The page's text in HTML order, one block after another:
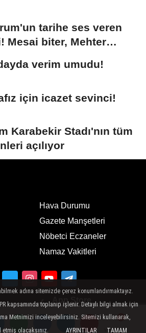
Yorumlar
Yorumlar
tarihe ses veren
Mesai biter, Mehter
verim umudu!
için icazet sevinci!
Karabekir Stadı'nın tüm
açılıyor
Hava Durumu
Gazete Manşetleri
Nöbetci Eczaneler
Namaz Vakitleri
App Store
adına sitemizde çerez konumlandırmaktayız.
kapsamında toplanıp işlenir. Detaylı bilgi almak için
Metnimizi inceleyebilirsiniz. Sitemizi kullanarak,
olacaksınız.
AYRINTILAR TAMAM